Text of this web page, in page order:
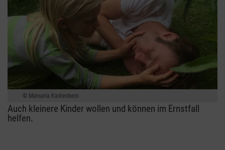
Manuela Kastenbein
Auch kleinere Kinder wollen und können im Ernstfall
helfen.